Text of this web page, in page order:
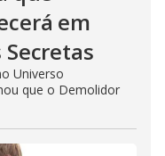
em
Universo
que o Demolidor